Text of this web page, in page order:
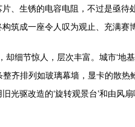
、生锈的电容电阻，不过是亟
筑成一座令人叹为观止、充满赛博
却细节惊人，层次丰富。城市‘地
齐排列如玻璃幕墙，显卡的散热
光驱改造的‘旋转观景台’和由风